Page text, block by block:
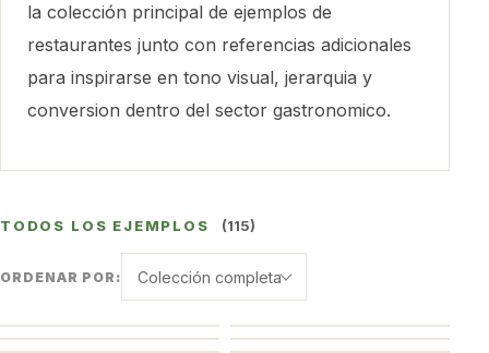
la colección principal de ejemplos de
restaurantes junto con referencias adicionales
para inspirarse en tono visual, jerarquia y
conversion dentro del sector gastronomico.
TODOS LOS EJEMPLOS (115)
ORDENAR POR: Colección completa